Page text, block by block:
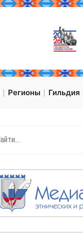
Регионы Гильдия